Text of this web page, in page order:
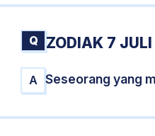
Q ZODIAK 7
A Seseorang yang